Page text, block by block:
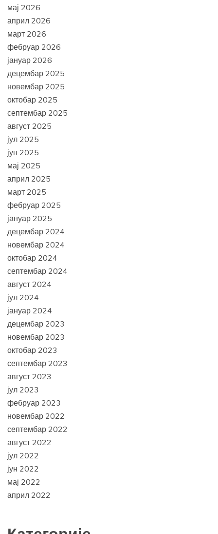
мај 2026
април 2026
март 2026
фебруар 2026
јануар 2026
децембар 2025
новембар 2025
октобар 2025
септембар 2025
август 2025
јул 2025
јун 2025
мај 2025
април 2025
март 2025
фебруар 2025
јануар 2025
децембар 2024
новембар 2024
октобар 2024
септембар 2024
август 2024
јул 2024
јануар 2024
децембар 2023
новембар 2023
октобар 2023
септембар 2023
август 2023
јул 2023
фебруар 2023
новембар 2022
септембар 2022
август 2022
јул 2022
јун 2022
мај 2022
април 2022